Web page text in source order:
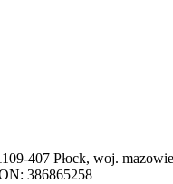
09-407 Płock, woj.
386865258